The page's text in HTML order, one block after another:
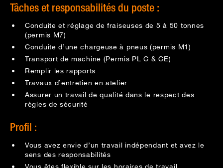
Tâches et responsabilités du poste :
Conduite et réglage de fraiseuses de 5 à 50 tonnes
(permis M7)
Conduite d’une chargeuse à pneus (permis M1)
Transport de machine (Permis PL C & CE)
Remplir les rapports
Travaux d’entretien en atelier
Assurer un travail de qualité dans le respect des
règles de sécurité
Profil :
Vous avez envie d’un travail indépendant et avez le
sens des responsabilités
Vous êtes flexible sur les horaires de travail